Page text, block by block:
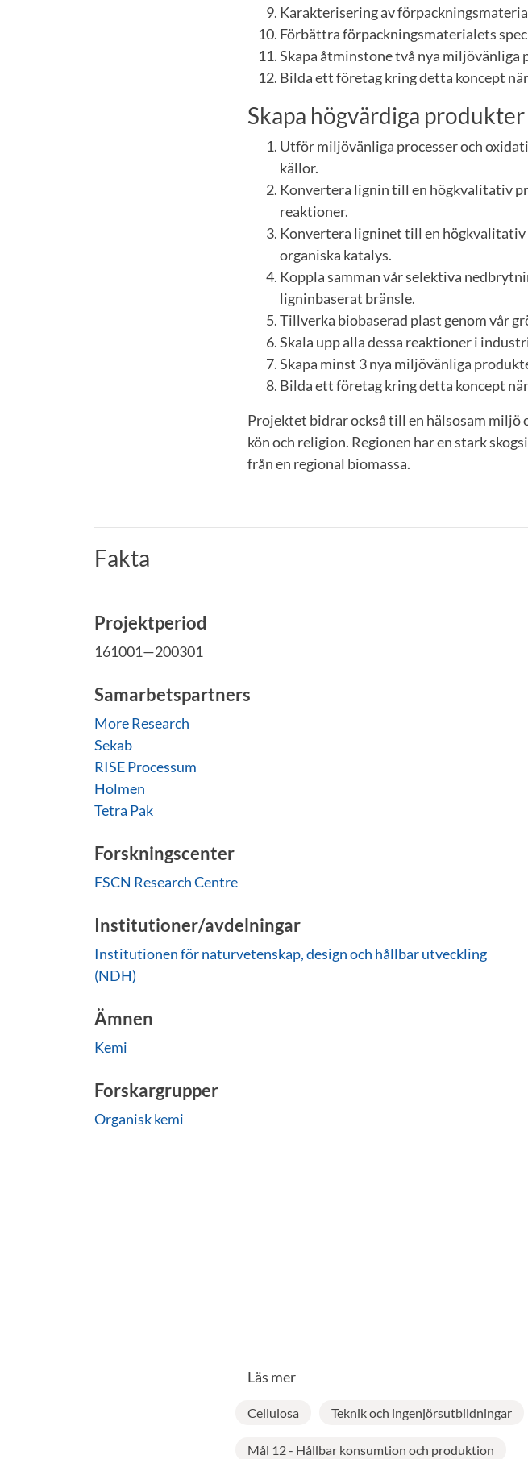
Karakterisering av
Förbättra förpackningsmaterialets
Skapa åtminstone två nya miljövänliga
Bilda ett företag kring detta koncept
Skapa högvärdiga
Utför miljövänliga processer och
källor.
Konvertera lignin till en högkvalitativ
reaktioner.
Konvertera ligninet till en
organiska katalys.
Koppla samman vår selektiva
ligninbaserat bränsle.
Tillverka biobaserad plast genom vår
Skala upp alla dessa reaktioner i
Skapa minst 3 nya miljövänliga
Bilda ett företag kring detta koncept
Projektet bidrar också till en hälsosam
kön och religion. Regionen har en stark
från en regional biomassa.
Fakta
Projektperiod
161001—200301
Samarbetspartners
More Research
Sekab
RISE Processum
Holmen
Tetra Pak
Forskningscenter
FSCN Research Centre
Institutioner/avdelningar
Institutionen för naturvetenskap, design och hållbar utveckling
(NDH)
Ämnen
Kemi
Forskargrupper
Organisk kemi
Läs mer
Cellulosa Teknik och ingenjörsutbildningar
Mål 12 - Hållbar konsumtion och produktion